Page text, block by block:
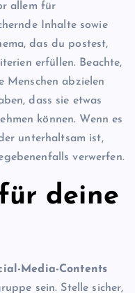
allem für
Inhalte sowie
das du postest,
erfüllen. Beachte,
Menschen abzielen
dass sie etwas
können. Wenn es
unterhaltsam ist,
verwerfen.
deine
Media-Contents
sein. Stelle sicher,